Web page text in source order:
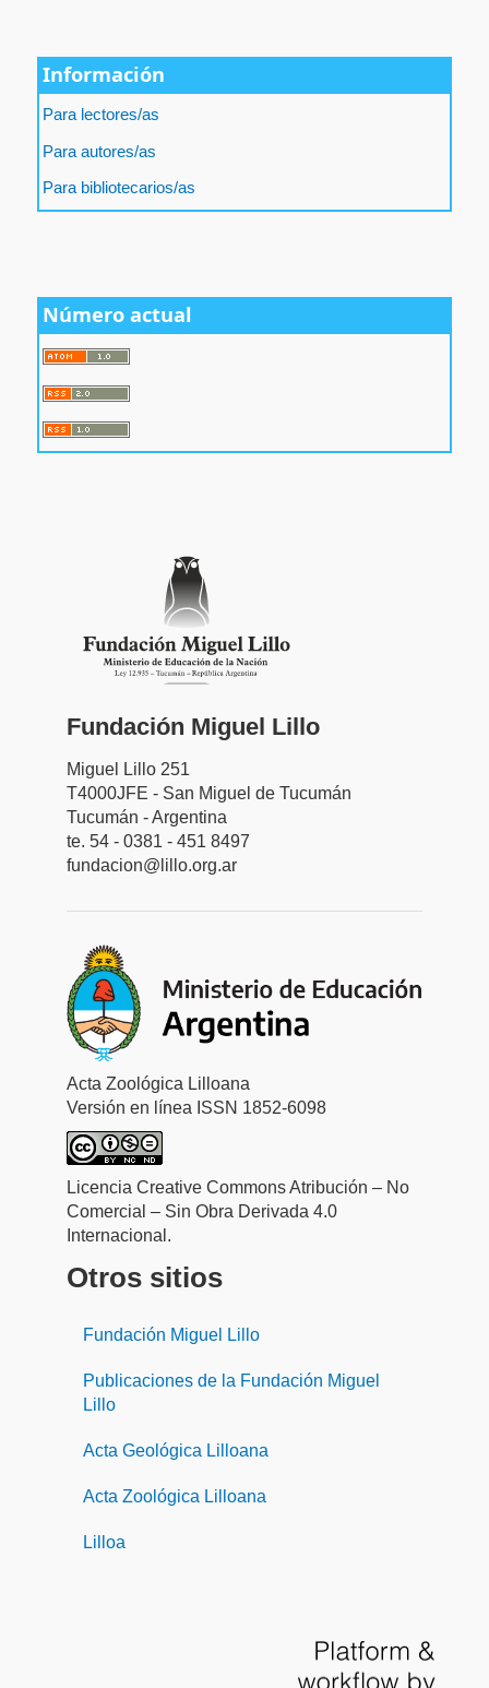
Información
Para lectores/as
Para autores/as
Para bibliotecarios/as
Número actual
Fundación Miguel Lillo
Miguel Lillo 251
T4000JFE - San Miguel de Tucumán
Tucumán - Argentina
te. 54 - 0381 - 451 8497
fundacion@lillo.org.ar
Acta Zoológica Lilloana
Versión en línea ISSN 1852-6098
Licencia Creative Commons Atribución – No
Comercial – Sin Obra Derivada 4.0
Internacional.
Otros sitios
Fundación Miguel Lillo
Publicaciones de la Fundación Miguel
Lillo
Acta Geológica Lilloana
Acta Zoológica Lilloana
Lilloa